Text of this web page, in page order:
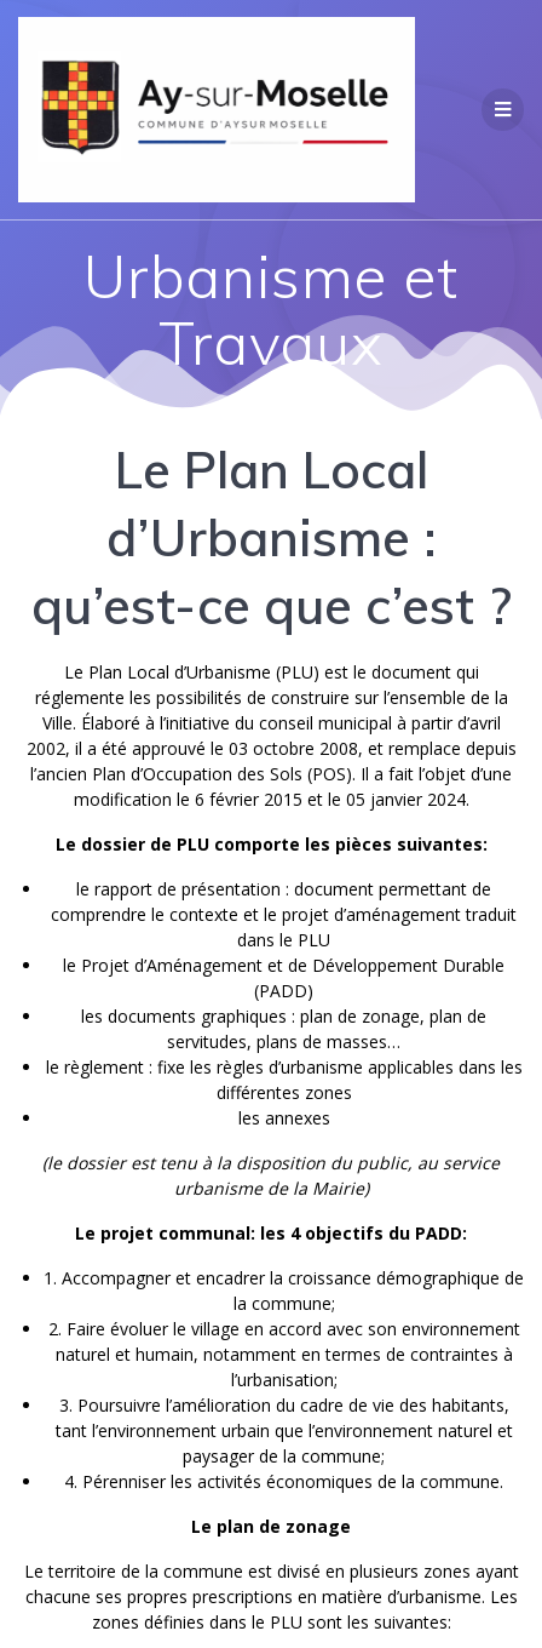
Passer
Urbanisme et
Travaux
Le Plan Local
d’Urbanisme :
qu’est-ce que c’est ?
Le Plan Local d’Urbanisme (PLU) est le document qui
réglemente les possibilités de construire sur l’ensemble de la
Ville. Élaboré à l’initiative du conseil municipal à partir d’avril
2002, il a été approuvé le 03 octobre 2008, et remplace depuis
l’ancien Plan d’Occupation des Sols (POS). Il a fait l’objet d’une
modification le 6 février 2015 et le 05 janvier 2024.
Le dossier de PLU comporte les pièces suivantes:
le rapport de présentation : document permettant de
comprendre le contexte et le projet d’aménagement traduit
dans le PLU
le Projet d’Aménagement et de Développement Durable
(PADD)
les documents graphiques : plan de zonage, plan de
servitudes, plans de masses…
le règlement : fixe les règles d’urbanisme applicables dans les
différentes zones
les annexes
(le dossier est tenu à la disposition du public, au service
urbanisme de la Mairie)
Le projet communal: les 4 objectifs du PADD:
1. Accompagner et encadrer la croissance démographique de
la commune;
2. Faire évoluer le village en accord avec son environnement
naturel et humain, notamment en termes de contraintes à
l’urbanisation;
3. Poursuivre l’amélioration du cadre de vie des habitants,
tant l’environnement urbain que l’environnement naturel et
paysager de la commune;
4. Pérenniser les activités économiques de la commune.
Le plan de zonage
Le territoire de la commune est divisé en plusieurs zones ayant
chacune ses propres prescriptions en matière d’urbanisme. Les
zones définies dans le PLU sont les suivantes: